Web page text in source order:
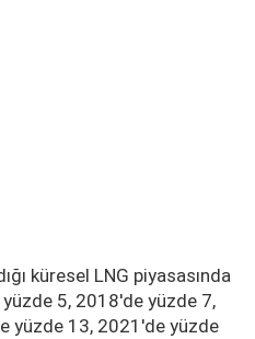
küresel LNG piyasasında
5, 2018'de yüzde 7,
yüzde 13, 2021'de yüzde